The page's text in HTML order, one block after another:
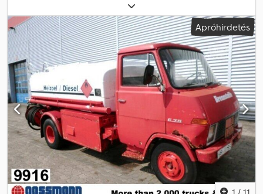
, saját tömeg:
2 350 kg, össztömeg:7 500 kg, gumiabroncs állapota:50 százalék,
tengelyelrendezés:4x2, tengelytáv:310 mm, üzemanyag:dízel,
üzemanyagtartály kapacitása:200 l, szín:fehér, vezetőfülke:
nappali fülke, hajtástípus:mechanikai, kibocsátási osztály:Euro 3,
felfüggesztés:acél, ülések száma:3, teljes hossz:6 135 mm, teljes
szélesség:
2 300 mm , megengedett tengelyterhelés (1. tengely):
2 900 kg, megengedett tengelyterhelés (2. tengely):5 200 kg,
Felszereltség:ABS, Iveco Eurocargo 75E15 Élelmiszer-tartály (tej)
BOIARDO rozsdamentes acélból, 2 kamrával: 1.000L+1.000L 4x2
Dsdpfezburcex Apveck Laprugós felfüggesztés Manuális váltó
Euro 3 Megengedett össztömeg 7.500 kg – hasznos teher 2.350
kg A teherautó teljes hossza 6,13 m Tengelytáv 3,10 m Gumik
50%-90% 200L üzemanyagtartály ABS Export nettó ár: 8.500,00
euró Minden adat tájékoztató jellegű, tévedés joga fenntartva
Apróhirdetés